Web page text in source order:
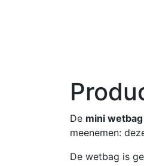
De mini
meenemen:
De wetbag is